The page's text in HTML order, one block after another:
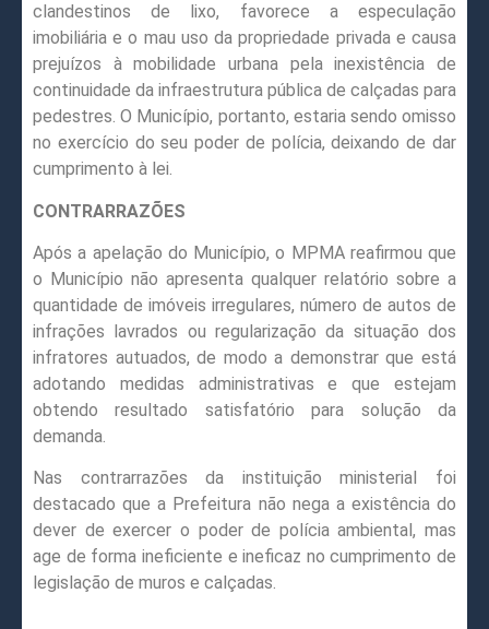
clandestinos de lixo, favorece a especulação
imobiliária e o mau uso da propriedade privada e causa
prejuízos à mobilidade urbana pela inexistência de
continuidade da infraestrutura pública de calçadas para
pedestres. O Município, portanto, estaria sendo omisso
no exercício do seu poder de polícia, deixando de dar
cumprimento à lei.
CONTRARRAZÕES
Após a apelação do Município, o MPMA reafirmou que
o Município não apresenta qualquer relatório sobre a
quantidade de imóveis irregulares, número de autos de
infrações lavrados ou regularização da situação dos
infratores autuados, de modo a demonstrar que está
adotando medidas administrativas e que estejam
obtendo resultado satisfatório para solução da
demanda.
Nas contrarrazões da instituição ministerial foi
destacado que a Prefeitura não nega a existência do
dever de exercer o poder de polícia ambiental, mas
age de forma ineficiente e ineficaz no cumprimento de
legislação de muros e calçadas.